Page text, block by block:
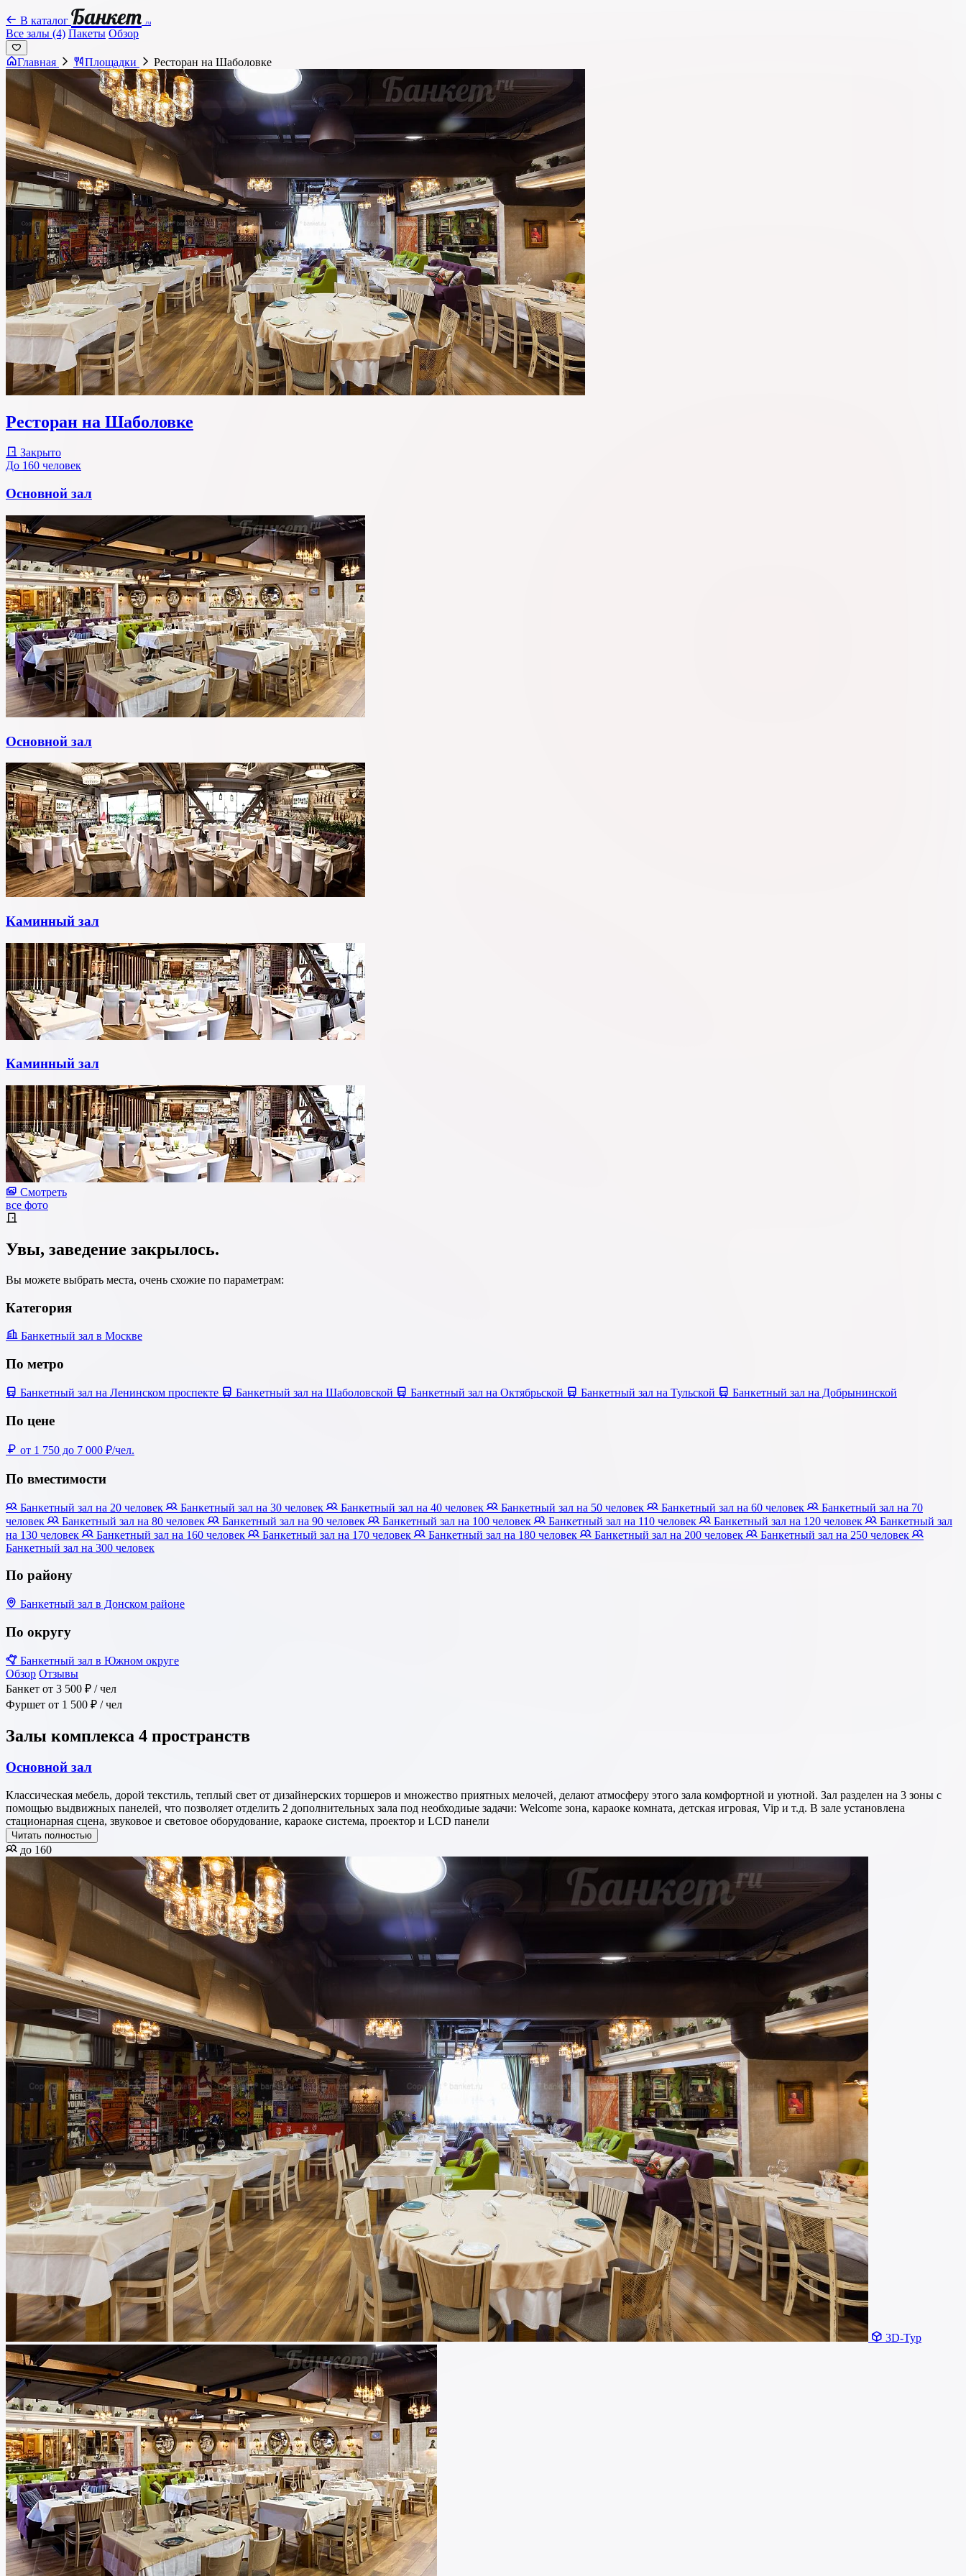
В каталог Банкет .ru
Все залы (4) Пакеты Обзор
Главная Площадки Ресторан на Шаболовке
Ресторан на Шаболовке
Закрыто
До 160 человек
Основной зал
Основной зал
Каминный зал
Каминный зал
Смотреть
все фото
Увы, заведение закрылось.
Вы можете выбрать места, очень схожие по параметрам:
Категория
Банкетный зал в Москве
По метро
Банкетный зал на Ленинском проспекте Банкетный зал на Шаболовской Банкетный зал на Октябрьской Банкетный зал на Тульской Банкетный зал на Добрынинской
По цене
от 1 750 до 7 000 ₽/чел.
По вместимости
Банкетный зал на 20 человек Банкетный зал на 30 человек Банкетный зал на 40 человек Банкетный зал на 50 человек Банкетный зал на 60 человек
Банкетный зал на 70
человек
Банкетный зал на 80 человек Банкетный зал на 90 человек Банкетный зал на 100 человек Банкетный зал на 110 человек Банкетный зал на 120 человек
Банкетный зал
на 130 человек
Банкетный зал на 160 человек Банкетный зал на 170 человек Банкетный зал на 180 человек Банкетный зал на 200 человек
Банкетный зал на 250 человек
Банкетный зал на 300 человек
По району
Банкетный зал в Донском районе
По округу
Банкетный зал в Южном округе
Обзор Отзывы
Банкет от 3 500 ₽ / чел
Фуршет от 1 500 ₽ / чел
Залы комплекса 4 пространств
Основной зал
Классическая мебель, дорой текстиль, теплый свет от дизайнерских торшеров и множество приятных мелочей, делают атмосферу этого зала комфортной и уютной. Зал разделен на 3 зоны с
помощью выдвижных панелей, что позволяет отделить 2 дополнительных зала под необходиые задачи: Welcome зона, караоке комната, детская игровая, Vip и т.д. В зале установлена
стационарная сцена, звуковое и световое оборудование, караоке система, проектор и LCD панели
Читать полностью
до 160
3D-Тур